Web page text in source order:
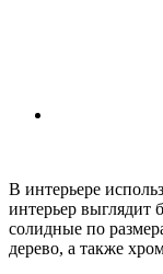
В интерьере
интерьер выглядит
солидные по
дерево, а также